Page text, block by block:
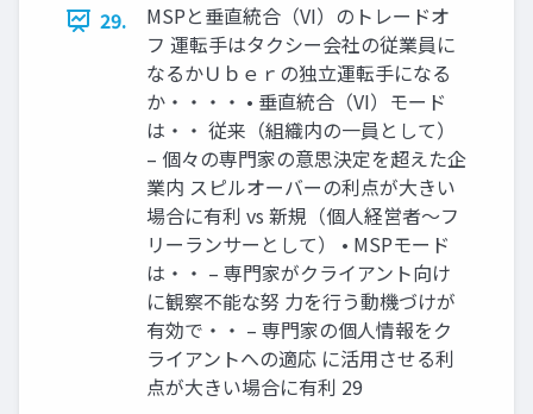
29.
MSPと垂直統合（VI）のトレードオ
フ 運転手はタクシー会社の従業員に
なるかＵｂｅｒの独立運転手になる
か・・・・ • 垂直統合（VI）モード
は・・ 従来（組織内の一員として）
– 個々の専門家の意思決定を超えた企
業内 スピルオーバーの利点が大きい
場合に有利 vs 新規（個人経営者～フ
リーランサーとして） • MSPモード
は・・ – 専門家がクライアント向け
に観察不能な努 力を行う動機づけが
有効で・・ – 専門家の個人情報をク
ライアントへの適応 に活用させる利
点が大きい場合に有利 29